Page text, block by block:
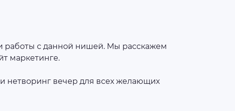
работы с данной нишей. Мы расскажем
маркетинге.
нетворинг вечер для всех желающих